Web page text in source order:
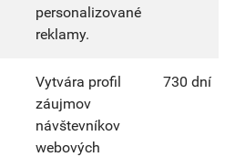
personalizované
reklamy.
Vytvára profil
záujmov
návštevníkov
webových
730 dní